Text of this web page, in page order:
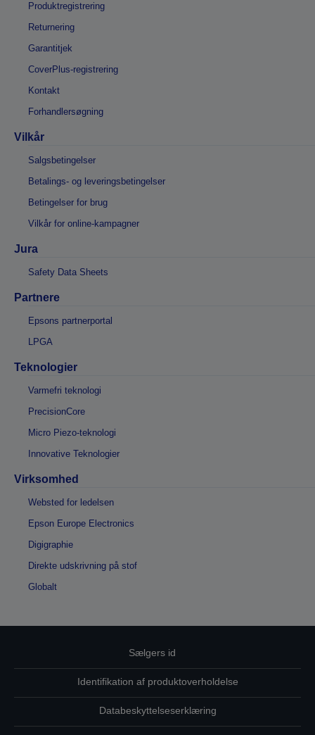
Produktregistrering
Returnering
Garantitjek
CoverPlus-registrering
Kontakt
Forhandlersøgning
Vilkår
Salgsbetingelser
Betalings- og leveringsbetingelser
Betingelser for brug
Vilkår for online-kampagner
Jura
Safety Data Sheets
Partnere
Epsons partnerportal
LPGA
Teknologier
Varmefri teknologi
PrecisionCore
Micro Piezo-teknologi
Innovative Teknologier
Virksomhed
Websted for ledelsen
Epson Europe Electronics
Digigraphie
Direkte udskrivning på stof
Globalt
Sælgers id
Identifikation af produktoverholdelse
Databeskyttelseserklæring